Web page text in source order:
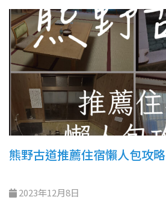
熊野古道推薦住宿懶人包攻略
2023年12月8日